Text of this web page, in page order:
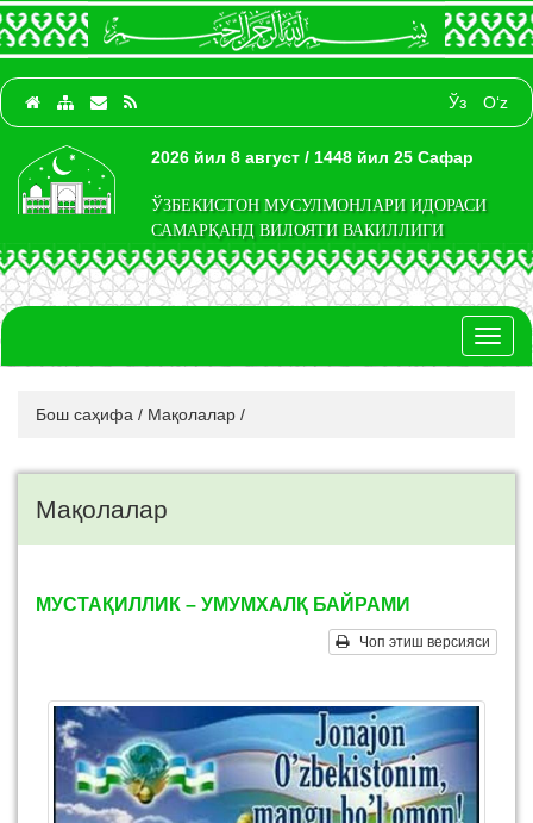
Ўз O‘z
2026 йил 8 август / 1448 йил 25 Сафар
ЎЗБЕКИСТОН МУСУЛМОНЛАРИ ИДОРАСИ
САМАРҚАНД ВИЛОЯТИ ВАКИЛЛИГИ
Бош саҳифа / Мақолалар /
Мақолалар
МУСТАҚИЛЛИК – УМУМХАЛҚ БАЙРАМИ
Чоп этиш версияси